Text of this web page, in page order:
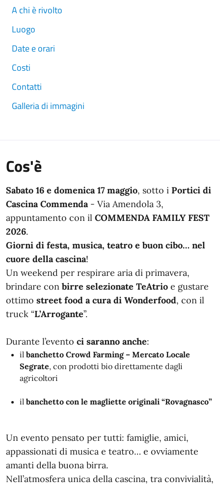
A chi è rivolto
Luogo
Date e orari
Costi
Contatti
Galleria di immagini
Cos'è
Sabato 16 e domenica 17 maggio, sotto i Portici di
Cascina Commenda- Via Amendola 3,
appuntamento con il COMMENDA FAMILY FEST
2026.
Giorni di festa, musica, teatro e buon cibo… nel
cuore della cascina!
Un weekend per respirare aria di primavera,
brindare con birre selezionate TeAtrio e gustare
ottimo street food a cura di Wonderfood, con il
truck “L’Arrogante”.
Durante l’evento ci saranno anche:
il banchetto Crowd Farming – Mercato Locale
Segrate, con prodotti bio direttamente dagli
agricoltori
il banchetto con le magliette originali “Rovagnasco”
Un evento pensato per tutti: famiglie, amici,
appassionati di musica e teatro… e ovviamente
amanti della buona birra.
Nell’atmosfera unica della cascina, tra convivialità,